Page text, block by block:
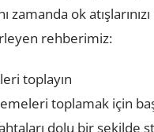
zamanda ok
rehberimiz:
toplayın
toplamak için
dolu bir şekilde